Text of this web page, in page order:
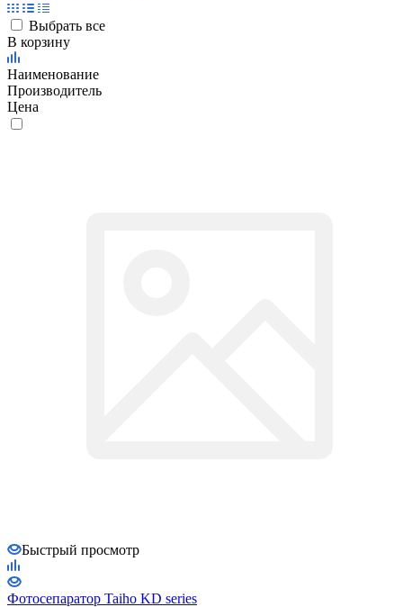
Выбрать все
В корзину
Наименование
Производитель
Цена
Быстрый просмотр
Фотосепаратор Taiho KD series